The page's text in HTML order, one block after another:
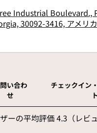
Industrial Boulevard.,
30092-3416, アメリ
い合わ
せ
お問い合わせ チェックイン
ト